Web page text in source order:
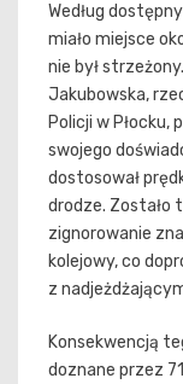
Według
miało miejsce
nie był
Jakubowska,
Policji w Płocku,
swojego
dostosował
drodze. Zostało
zignorowanie
kolejowy, co
z
Konsekwencją
doznane przez